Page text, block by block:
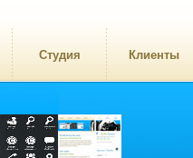
Студия Клиенты